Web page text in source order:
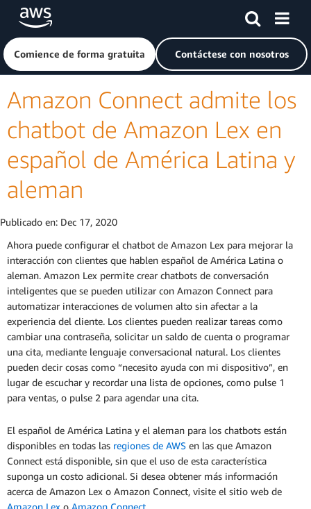
Saltar al contenido principal
Haga clic aquí para volver a la página de inicio de Amazon
Comience de forma gratuita Contáctese con nosotros
Amazon Connect admite los
chatbot de Amazon Lex en
español de América Latina y
aleman
Publicado en: Dec 17, 2020
Ahora puede configurar el chatbot de Amazon Lex para mejorar la
interacción con clientes que hablen español de América Latina o
aleman. Amazon Lex permite crear chatbots de conversación
inteligentes que se pueden utilizar con Amazon Connect para
automatizar interacciones de volumen alto sin afectar a la
experiencia del cliente. Los clientes pueden realizar tareas como
cambiar una contraseña, solicitar un saldo de cuenta o programar
una cita, mediante lenguaje conversacional natural. Los clientes
pueden decir cosas como “necesito ayuda con mi dispositivo”, en
lugar de escuchar y recordar una lista de opciones, como pulse 1
para ventas, o pulse 2 para agendar una cita.
El español de América Latina y el aleman para los chatbots están
disponibles en todas las regiones de AWS en las que Amazon
Connect está disponible, sin que el uso de esta característica
suponga un costo adicional. Si desea obtener más información
acerca de Amazon Lex o Amazon Connect, visite el sitio web de